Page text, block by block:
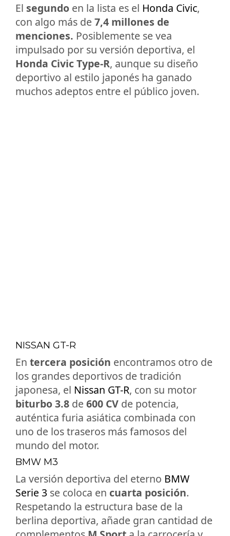
El segundo en la lista es el Honda Civic,
con algo más de 7,4 millones de
menciones. Posiblemente se vea
impulsado por su versión deportiva, el
Honda Civic Type-R, aunque su diseño
deportivo al estilo japonés ha ganado
muchos adeptos entre el público joven.
NISSAN GT-R
En tercera posición encontramos otro de
los grandes deportivos de tradición
japonesa, el Nissan GT-R, con su motor
biturbo 3.8 de 600 CV de potencia,
auténtica furia asiática combinada con
uno de los traseros más famosos del
mundo del motor.
BMW M3
La versión deportiva del eterno BMW
Serie 3 se coloca en cuarta posición.
Respetando la estructura base de la
berlina deportiva, añade gran cantidad de